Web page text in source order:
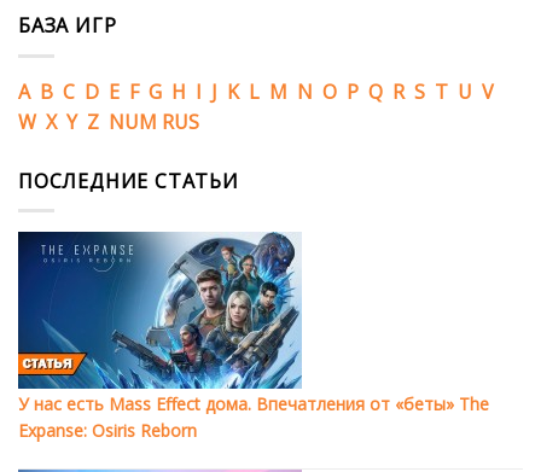
БАЗА ИГР
A B C D E F G H I J K L M N O P Q R S T U V
W X Y Z NUM RUS
ПОСЛЕДНИЕ СТАТЬИ
У нас есть Mass Effect дома. Впечатления от «беты» The
Expanse: Osiris Reborn